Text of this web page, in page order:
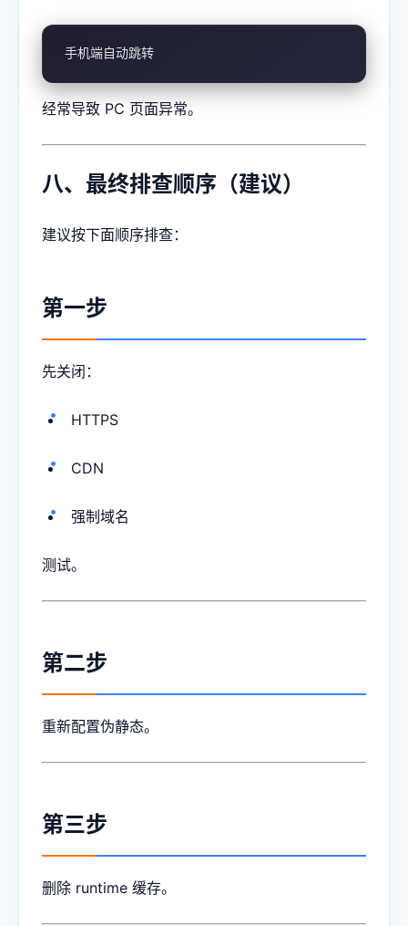
手机端自动跳转
经常导致 PC 页面异常。
八、最终排查顺序（建议）
建议按下面顺序排查：
第一步
先关闭：
HTTPS
CDN
强制域名
测试。
第二步
重新配置伪静态。
第三步
删除 runtime 缓存。